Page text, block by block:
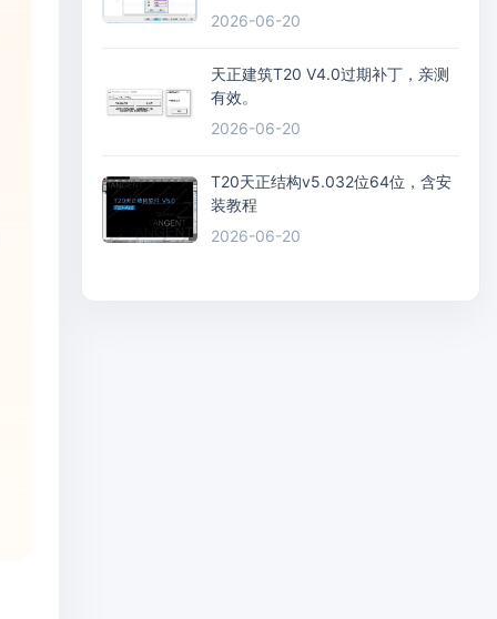
+过期补丁+激活码
2026-06-20
天正建筑T20 V4.0过期补丁，亲测
有效。
2026-06-20
T20天正结构v5.032位64位，含安
装教程
2026-06-20